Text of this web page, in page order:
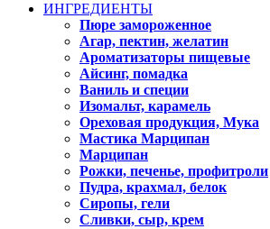
ИНГРЕДИЕНТЫ
Пюре замороженное
Агар, пектин, желатин
Ароматизаторы пищевые
Айсинг, помадка
Ваниль и специи
Изомальт, карамель
Ореховая продукция, Мука
Мастика Марципан
Марципан
Рожки, печенье, профитроли
Пудра, крахмал, белок
Сиропы, гели
Сливки, сыр, крем